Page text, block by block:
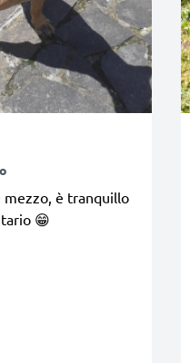
mezzo, è tranquillo
😁